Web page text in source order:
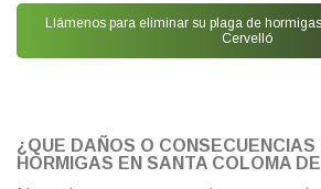
Llámenos para eliminar su plaga de
Cervelló
¿QUE DAÑOS O
HORMIGAS EN SANTA COLOMA